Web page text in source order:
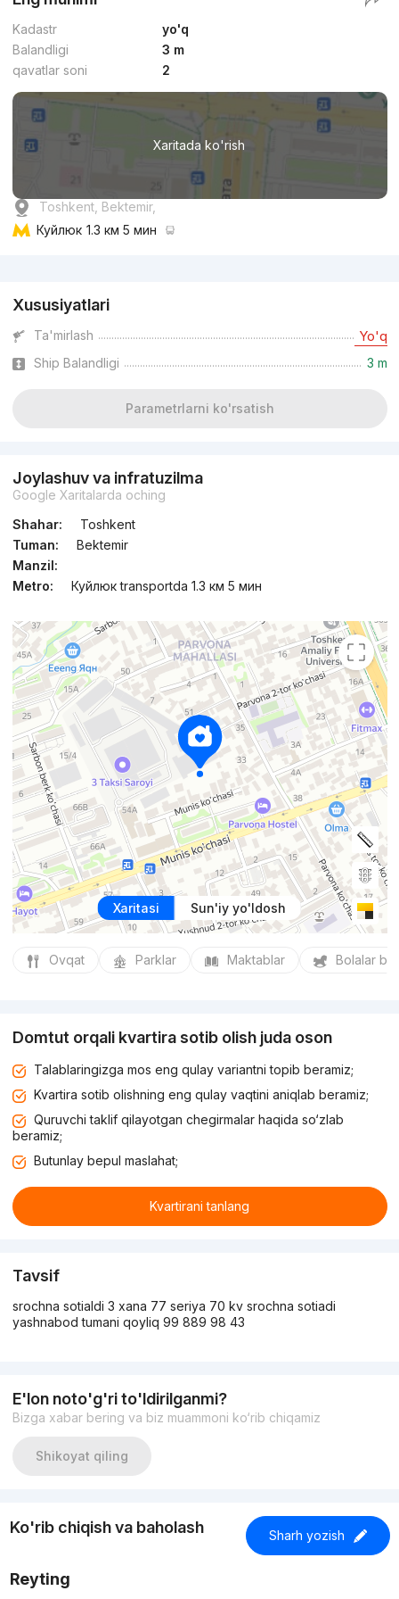
Kadastr
yo'q
Balandligi
3 m
qavatlar soni
2
Xaritada ko'rish
Toshkent, Bektemir,
Куйлюк 1.3 км 5 мин
Xususiyatlari
Ta'mirlash Yo'q
Ship Balandligi 3 m
Parametrlarni ko'rsatish
Joylashuv va infratuzilma
Google Xaritalarda oching
Shahar:
Toshkent
Tuman:
Bektemir
Manzil:
Metro:
Куйлюк transportda 1.3 км 5 мин
Xaritasi Sun'iy yo'ldosh
Ovqat Parklar Maktablar Bolalar
Domtut orqali kvartira sotib olish juda oson
Talablaringizga mos eng qulay variantni topib beramiz;
Kvartira sotib olishning eng qulay vaqtini aniqlab beramiz;
Quruvchi taklif qilayotgan chegirmalar haqida so‘zlab
beramiz;
Butunlay bepul maslahat;
Kvartirani tanlang
Tavsif
srochna sotialdi 3 xana 77 seriya 70 kv srochna sotiadi
yashnabod tumani qoyliq 99 889 98 43
E'lon noto'g'ri to'ldirilganmi?
Bizga xabar bering va biz muammoni ko‘rib chiqamiz
Shikoyat qiling
Ko'rib chiqish va baholash Sharh yozish
Reyting